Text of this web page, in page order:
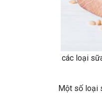
các loại
Một số loại